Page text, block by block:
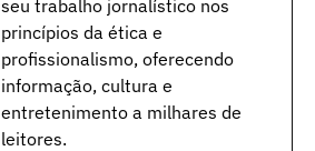
seu trabalho jornalístico nos
princípios da ética e
profissionalismo, oferecendo
informação, cultura e
entretenimento a milhares de
leitores.